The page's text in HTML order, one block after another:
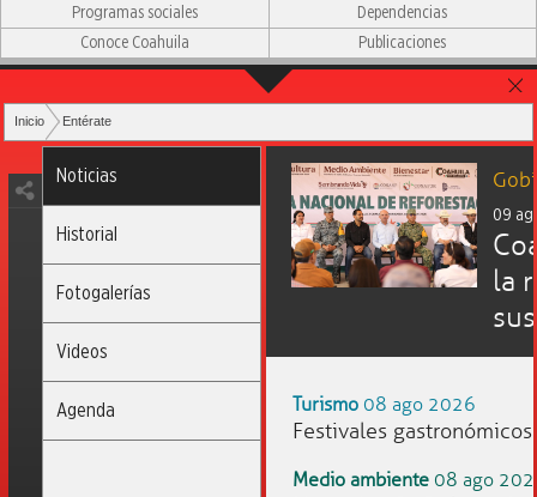
Programas sociales
Dependencias
Conoce Coahuila
Publicaciones
Inicio Entérate
Noticias
Historial
Fotogalerías
Videos
Agenda
09
la
Turismo 08 ago 2026
Festivales
Medio ambiente 08 ago